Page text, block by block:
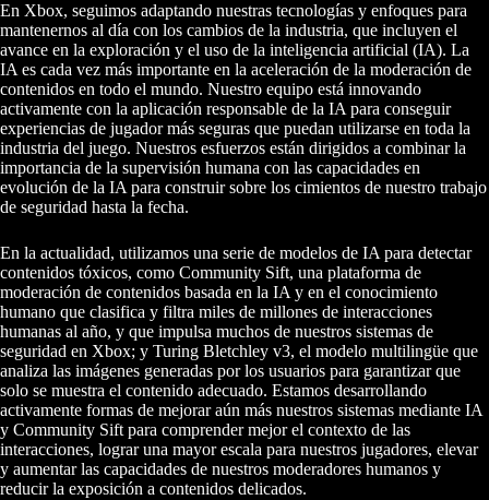
En Xbox, seguimos adaptando nuestras tecnologías y enfoques para
mantenernos al día con los cambios de la industria, que incluyen el
avance en la exploración y el uso de la inteligencia artificial (IA). La
IA es cada vez más importante en la aceleración de la moderación de
contenidos en todo el mundo. Nuestro equipo está innovando
activamente con la aplicación responsable de la IA para conseguir
experiencias de jugador más seguras que puedan utilizarse en toda la
industria del juego. Nuestros esfuerzos están dirigidos a combinar la
importancia de la supervisión humana con las capacidades en
evolución de la IA para construir sobre los cimientos de nuestro trabajo
de seguridad hasta la fecha.
En la actualidad, utilizamos una serie de modelos de IA para detectar
contenidos tóxicos, como Community Sift, una plataforma de
moderación de contenidos basada en la IA y en el conocimiento
humano que clasifica y filtra miles de millones de interacciones
humanas al año, y que impulsa muchos de nuestros sistemas de
seguridad en Xbox; y Turing Bletchley v3, el modelo multilingüe que
analiza las imágenes generadas por los usuarios para garantizar que
solo se muestra el contenido adecuado. Estamos desarrollando
activamente formas de mejorar aún más nuestros sistemas mediante IA
y Community Sift para comprender mejor el contexto de las
interacciones, lograr una mayor escala para nuestros jugadores, elevar
y aumentar las capacidades de nuestros moderadores humanos y
reducir la exposición a contenidos delicados.